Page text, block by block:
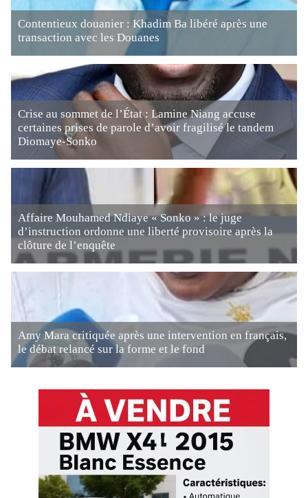
Contentieux douanier : Khadim Ba libéré après une
transaction avec les Douanes
Crise au sommet de l’État : Lamine Niang accuse
certaines prises de parole d’avoir fragilisé le tandem
Diomaye-Sonko
Affaire Mouhamed Ndiaye « Sonko » : le juge
d’instruction ordonne une liberté provisoire après la
clôture de l’enquête
Amy Mara critiquée après une intervention en français,
le débat relancé sur la forme et le fond